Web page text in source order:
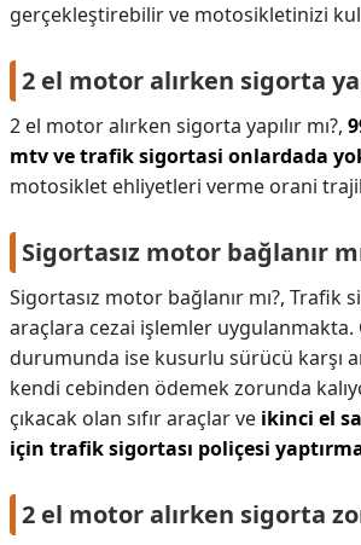
gerçekleştirebilir ve motosikletinizi
2 el motor alırken sigorta
2 el motor alırken sigorta yapılır mı?,
mtv ve trafik sigortasi onlardada
motosiklet ehliyetleri verme orani
Sigortasız motor bağlanır
Sigortasız motor bağlanır mı?, Trafik
araçlara cezai işlemler uygulanmakta.
durumunda ise kusurlu sürücü karşı
kendi cebinden ödemek zorunda
çıkacak olan sıfır araçlar ve ikinci el
için trafik sigortası poliçesi
2 el motor alırken sigorta